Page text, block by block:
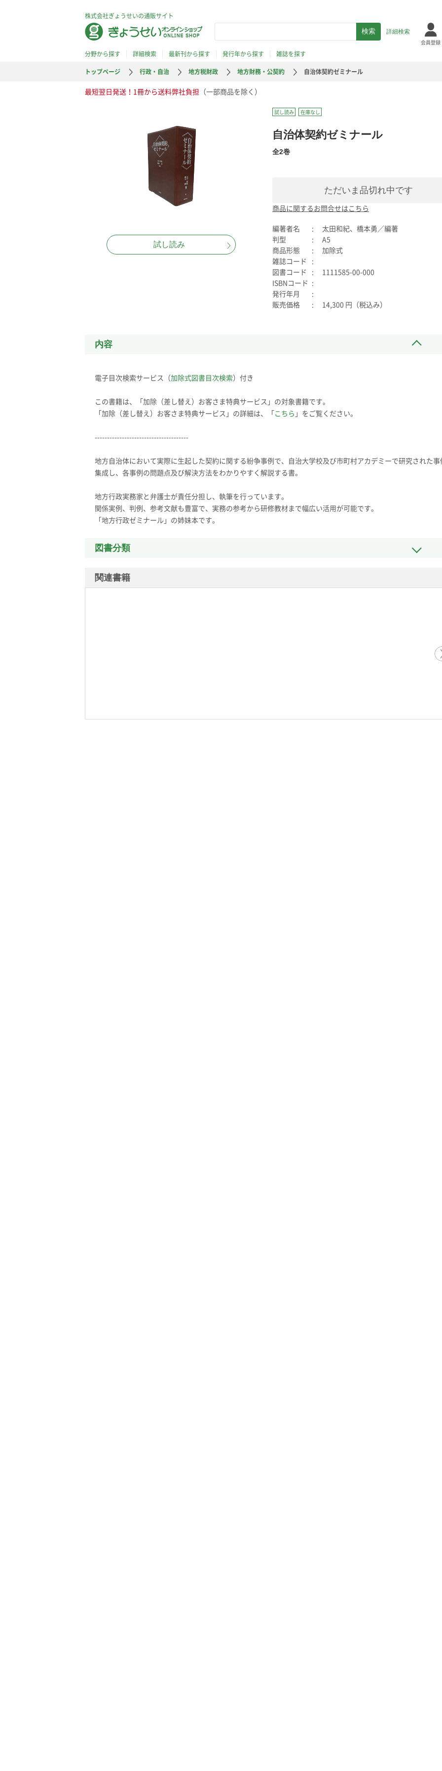
株式会社ぎょうせいの通販サイト
詳細検索
会員登録
分野から探す 詳細検索 最新刊から探す 発行年から探す
雑誌を探す
トップページ
行政・自治 地方税財政 地方財務・公契約 自治体契約ゼミナール
最短翌日発送！1冊から送料弊社負担 （一部商品を除く）
試し読み
試し読み 在庫なし
自治体契約ゼミナール
全2巻
ただいま品切れ中です
商品に関するお問合せはこちら
編著者名
太田和紀、橋本勇／編著
判型
A5
商品形態
加除式
雑誌コード
図書コード
1111585-00-000
ISBNコード
発行年月
販売価格
14,300 円（税込み）
内容
電子目次検索サービス（加除式図書目次検索）付き
この書籍は、「加除（差し替え）お客さま特典サービス」の対象書籍です。
「加除（差し替え）お客さま特典サービス」の詳細は、「こちら 」をご覧ください。
--------------------------------------
地方自治体において実際に生起した契約に関する紛争事例で、自治大学校及び市町村アカデミーで研究された事
集成し、各事例の問題点及び解決方法をわかりやすく解説する書。
地方行政実務家と弁護士が責任分担し、執筆を行っています。
関係実例、判例、参考文献も豊富で、実務の参考から研修教材まで幅広い活用が可能です。
「地方行政ゼミナール」の姉妹本です。
図書分類
関連書籍